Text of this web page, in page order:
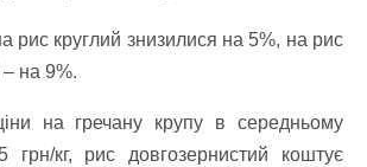
рис круглий знизилися на 5%, на рис
– на 9%.
на гречану крупу в середньому
грн/кг, рис довгозернистий коштує